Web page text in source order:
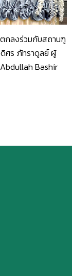
กลงร่วมกับสถานฑู
ศร ภัทราดูลย์ ผู้
Bashir